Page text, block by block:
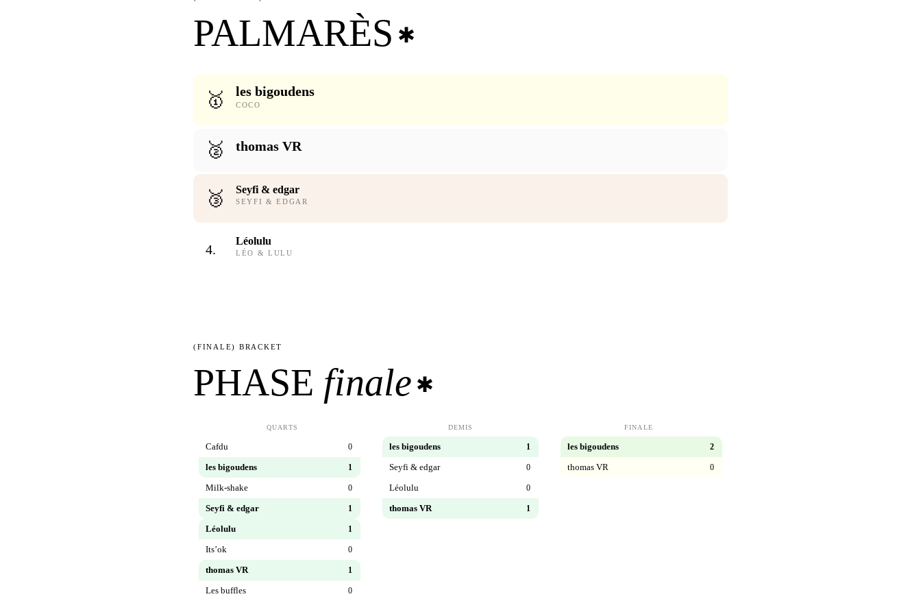
PALMARÈS ✱
🥇 les bigoudens
COCO
🥈 thomas VR
🥉 Seyfi & edgar
SEYFI & EDGAR
4.
Léolulu
LÉO & LULU
(FINALE) BRACKET
PHASE finale ✱
QUARTS
Cafdu 0
les bigoudens 1
Milk-shake 0
Seyfi & edgar 1
Léolulu 1
Its’ok 0
thomas VR 1
Les buffles 0
DEMIS
les bigoudens 1
Seyfi & edgar 0
Léolulu 0
thomas VR 1
FINALE
les bigoudens 2
thomas VR 0